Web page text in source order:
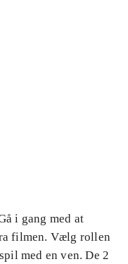
i gang med at
filmen. Vælg rollen
med en ven. De 2